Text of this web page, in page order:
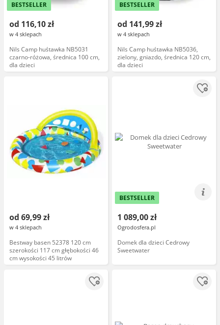
BESTSELLER
od 116,10 zł
w 4 sklepach
Nils Camp huśtawka NB5031
czarno-różowa, średnica 100 cm,
dla dzieci
BESTSELLER
od 141,99 zł
w 4 sklepach
Nils Camp huśtawka NB5036,
zielony, gniazdo, średnica 120 cm,
dla dzieci
od 69,99 zł
w 4 sklepach
Bestway basen 52378 120 cm
szerokości 117 cm głębokości 46
cm wysokości 45 litrów
BESTSELLER
1 089,00 zł
Ogrodosfera.pl
Domek dla dzieci Cedrowy
Sweetwater